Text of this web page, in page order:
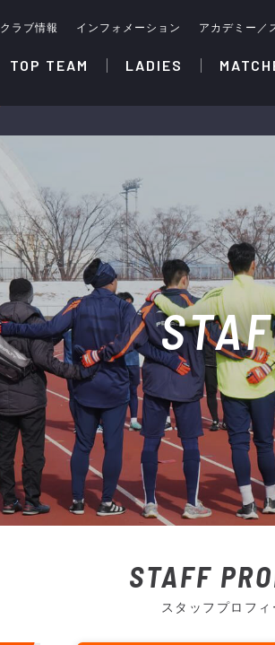
クラブ情報 インフォメーション アカデミー／
TOP TEAM LADIES
STAFF
スタッフプロフィ